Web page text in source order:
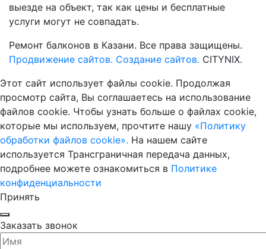
выезде на объект, так как цены и бесплатные
услуги могут не совпадать.
Ремонт балконов в Казани. Все права защищены.
Продвижение сайтов. Создание сайтов. CITYNIX.
Этот сайт использует файлы cookie. Продолжая
просмотр сайта, Вы соглашаетесь на использование
файлов cookie. Чтобы узнать больше о файлах cookie,
которые мы используем, прочтите нашу «Политику
обработки файлов cookie». На нашем сайте
используется Трансграничная передача данных,
подробнее можете ознакомиться в Политике
конфиденциальности
Принять
Заказать звонок